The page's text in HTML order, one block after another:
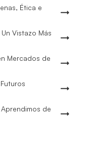
Ética e
Vistazo Más
Mercados de
de